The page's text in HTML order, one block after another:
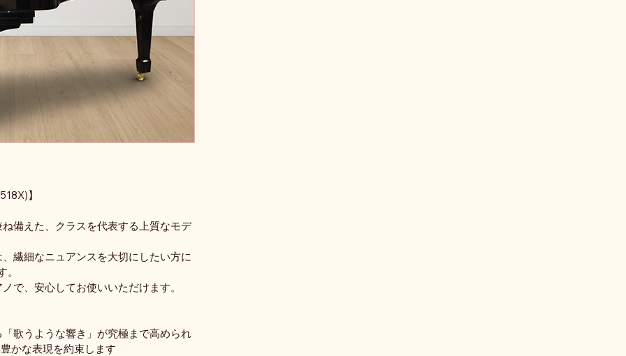
】
備えた、クラスを代表する上質なモデ
繊細なニュアンスを大切にしたい方に
で、安心してお使いいただけます。
歌うような響き」が究極まで高められ
かな表現を約束します